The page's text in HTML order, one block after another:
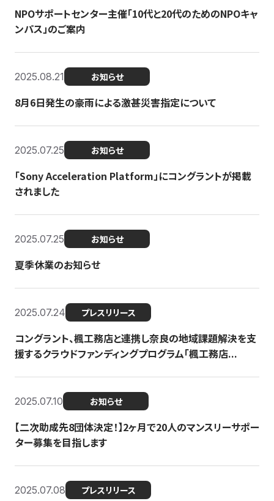
NPOサポートセンター主催「10代と20代のためのNPOキャ
ンパス」のご案内
2025.08.21 お知らせ
8月6日発生の豪雨による激甚災害指定について
2025.07.25 お知らせ
「Sony Acceleration Platform」にコングラントが掲載
されました
2025.07.25 お知らせ
夏季休業のお知らせ
2025.07.24 プレスリリース
コングラント、楓工務店と連携し奈良の地域課題解決を支
援するクラウドファンディングプログラム「楓工務店...
2025.07.10 お知らせ
【二次助成先8団体決定！】2ヶ月で20人のマンスリーサポー
ター募集を目指します
2025.07.08 プレスリリース